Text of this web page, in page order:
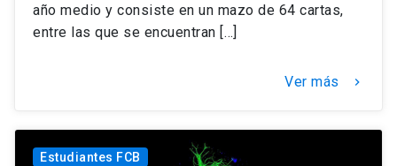
año medio y consiste en un mazo de 64 cartas,
entre las que se encuentran […]
Ver más keyboard_arrow_right
Estudiantes FCB